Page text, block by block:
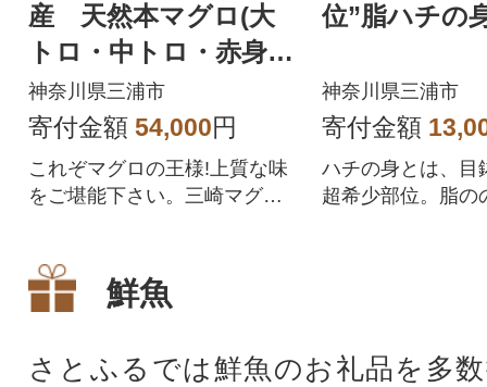
産 天然本マグロ(大
トロ・中トロ・赤身)
セット
神奈川県三浦市
寄付金額 54,000円
これぞマグロの王様!上質な味
をご堪能下さい。三崎マグロ
位”脂ハチの
神奈川県三浦市
寄付金額
ハチの身とは、目
超希少部位。脂の
鮮魚
さとふるでは鮮魚のお礼品を多